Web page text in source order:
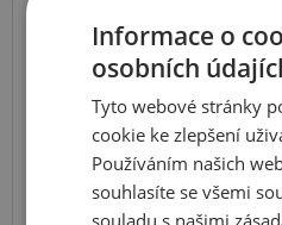
7.5 16
Informace o
osobních
Tyto webové stránky
cookie ke zlepšení
Používáním našich
souhlasíte se všemi
souladu s našimi